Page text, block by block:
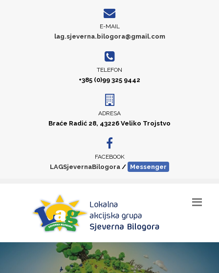
E-MAIL
lag.sjeverna.bilogora@gmail.com
TELEFON
+385 (0)99 325 9442
ADRESA
Braće Radić 28, 43226 Veliko Trojstvo
FACEBOOK
LAGSjevernaBilogora / Messenger